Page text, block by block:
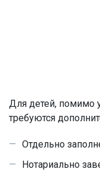
Для детей, помимо
требуются
Отдельно
Нотариально